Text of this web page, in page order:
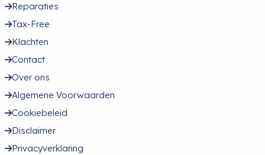
Reparaties
Tax-Free
Klachten
Contact
Over ons
Algemene Voorwaarden
Cookiebeleid
Disclaimer
Privacyverklaring